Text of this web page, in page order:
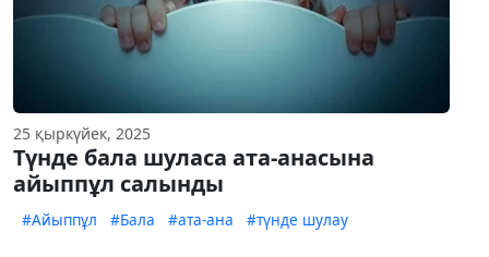
25 қыркүйек, 2025
Түнде бала шуласа ата-анасына
айыппұл салынды
#Айыппұл #Бала #ата-ана #түнде шулау